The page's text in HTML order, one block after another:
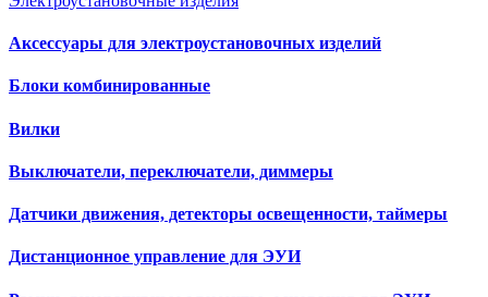
Аксессуары для электроустановочных изделий
Блоки комбинированные
Вилки
Выключатели, переключатели, диммеры
Датчики движения, детекторы освещенности, таймеры
Дистанционное управление для ЭУИ